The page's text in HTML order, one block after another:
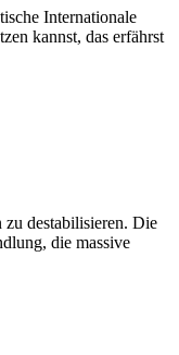
Internationale
kannst, das erfährst
destabilisieren. Die
die massive